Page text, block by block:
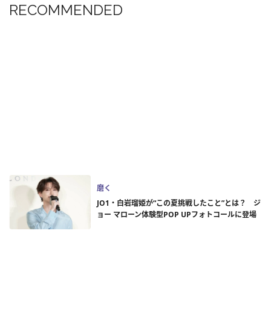
RECOMMENDED
磨く
JO1・白岩瑠姫が“この夏挑戦したこと”とは？ ジ
ョー マローン体験型POP UPフォトコールに登場